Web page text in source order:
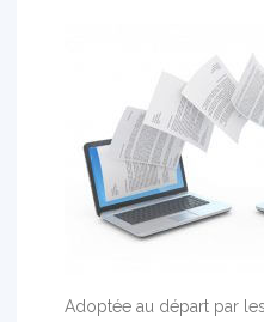
Adoptée au départ par